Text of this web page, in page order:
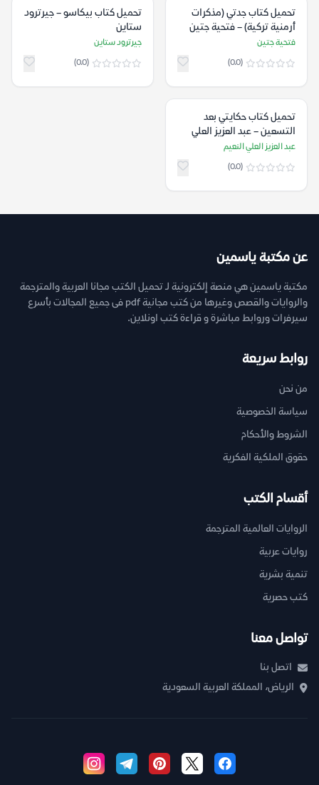
تحميل كتاب جدتي (مذكرات
أرمنية تركية) – فتحية جتين
فتحية جتين
(0.0)
تحميل كتاب بيكاسو – جيرترود
ستاين
جيرترود ستاين
(0.0)
تحميل كتاب حكايتي بعد
التسعين – عبد العزيز العلي
النعيم
عبد العزيز العلي النعيم
(0.0)
عن مكتبة ياسمين
مكتبة ياسمين هي منصة إلكترونية لـ تحميل الكتب مجانا العربية والمترجمة
والروايات والقصص وغيرها من كتب مجانية pdf فى جميع المجالات بأسرع
سيرفرات وروابط مباشرة و قراءة كتب اونلاين.
روابط سريعة
من نحن
سياسة الخصوصية
الشروط والأحكام
حقوق الملكية الفكرية
أقسام الكتب
الروايات العالمية المترجمة
روايات عربية
تنمية بشرية
كتب حصرية
تواصل معنا
اتصل بنا
الرياض، المملكة العربية السعودية